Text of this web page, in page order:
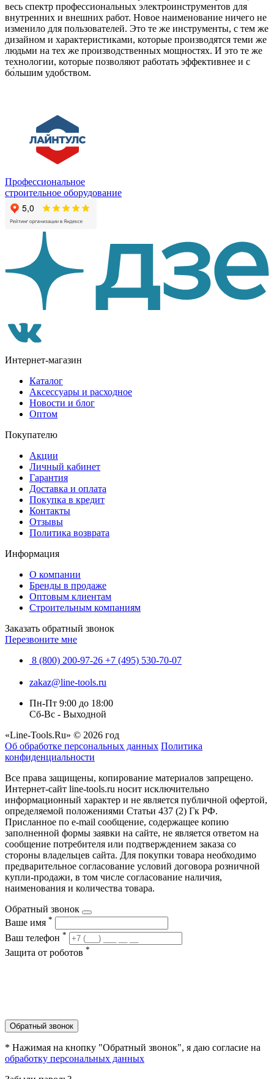
весь спектр профессиональных электроинструментов для
внутренних и внешних работ. Новое наименование ничего не
изменило для пользователей. Это те же инструменты, с тем же
дизайном и характеристиками, которые производятся теми же
людьми на тех же производственных мощностях. И это те же
технологии, которые позволяют работать эффективнее и с
бо́льшим удобством.
Профессиональное
строительное оборудование
Интернет-магазин
Каталог
Аксессуары и расходное
Новости и блог
Оптом
Покупателю
Акции
Личный кабинет
Гарантия
Доставка и оплата
Покупка в кредит
Контакты
Отзывы
Политика возврата
Информация
О компании
Бренды в продаже
Оптовым клиентам
Строительным компаниям
Заказать обратный звонок
Перезвоните мне
8 (800) 200-97-26 +7 (495) 530-70-07
zakaz@line-tools.ru
Пн-Пт 9:00 до 18:00
Сб-Вс - Выходной
«Line-Tools.Ru» © 2026 год
Об обработке персональных данных Политика
конфиденциальности
Все права защищены, копирование материалов запрещено.
Интернет-сайт line-tools.ru носит исключительно
информационный характер и не является публичной офертой,
определяемой положениями Статьи 437 (2) Гк РФ.
Присланное по e-mail сообщение, содержащее копию
заполненной формы заявки на сайте, не является ответом на
сообщение потребителя или подтверждением заказа со
стороны владельцев сайта. Для покупки товара необходимо
предварительное согласование условий договора розничной
купли-продажи, в том числе согласование наличия,
наименования и количества товара.
Обратный звонок
Ваше имя *
Ваш телефон *
Защита от роботов *
Обратный звонок
* Нажимая на кнопку "Обратный звонок", я даю согласие на
обработку персональных данных